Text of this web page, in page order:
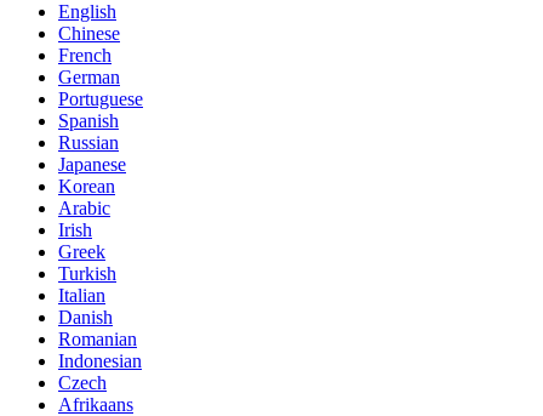
English
Chinese
French
German
Portuguese
Spanish
Russian
Japanese
Korean
Arabic
Irish
Greek
Turkish
Italian
Danish
Romanian
Indonesian
Czech
Afrikaans